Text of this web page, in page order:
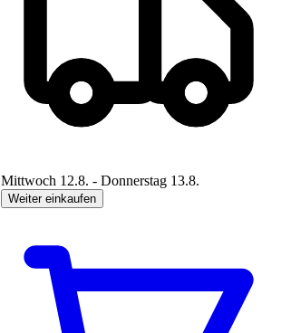
Mittwoch 12.8. - Donnerstag 13.8.
Weiter einkaufen